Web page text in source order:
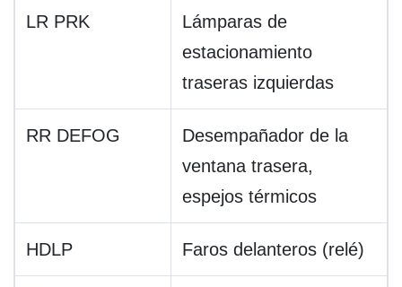
LR PRK
Lámparas de
estacionamiento
traseras izquierdas
RR DEFOG
Desempañador de la
ventana trasera,
espejos térmicos
HDLP Faros delanteros (relé)